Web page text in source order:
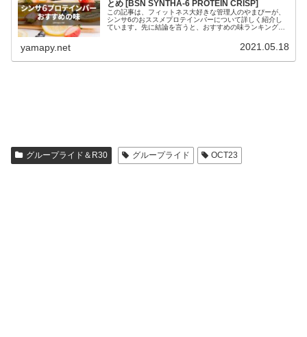
とめ [BSN SYNTHA-6 PROTEIN CRISP]
この記事は、フィットネス大好きな管理人のやまぴーが、
シンサ6のおススメプロテインバーについて詳しく紹介し
ています。先に結論を言うと、おすすめの味ランキングト
yamapy.net 2021.05.18
グループライド＆R30 グループライド OCT23